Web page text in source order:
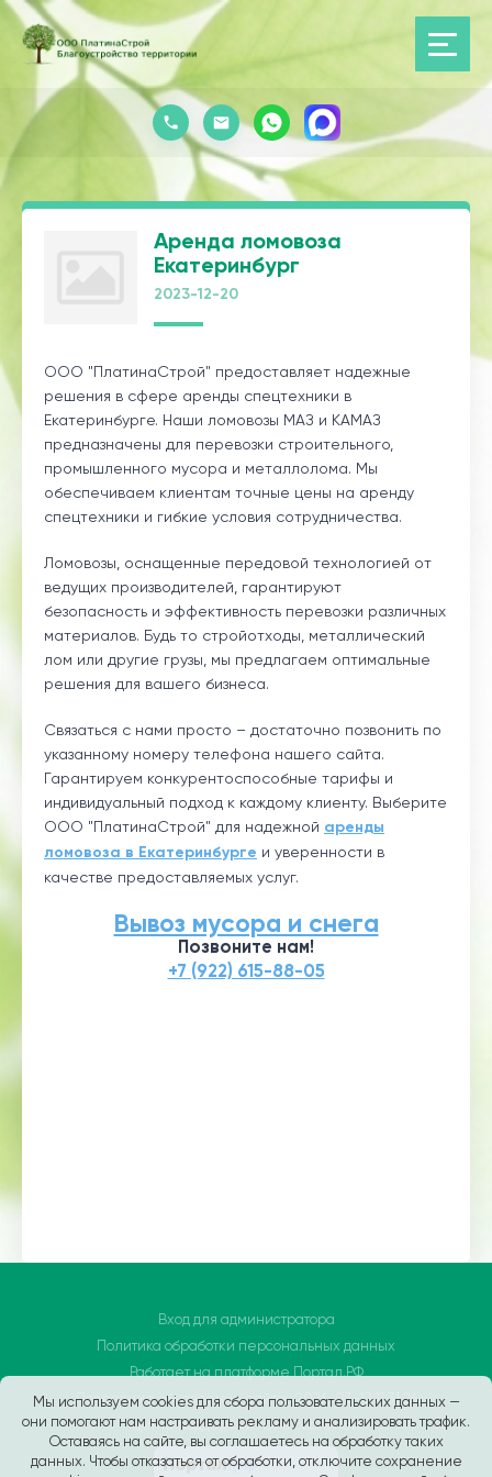
Мы используем cookies для сбора пользовательских данных —
они помогают нам настраивать рекламу и анализировать трафик.
Оставаясь на сайте, вы соглашаетесь на обработку таких
данных. Чтобы отказаться от обработки, отключите сохранение
Аренда ломовоза
Екатеринбург
2023-12-20
ООО "ПлатинаСтрой" предоставляет надежные
решения в сфере аренды спецтехники в
Екатеринбурге. Наши ломовозы МАЗ и КАМАЗ
предназначены для перевозки строительного,
промышленного мусора и металлолома. Мы
обеспечиваем клиентам точные цены на аренду
спецтехники и гибкие условия сотрудничества.
Ломовозы, оснащенные передовой технологией от
ведущих производителей, гарантируют
безопасность и эффективность перевозки различных
материалов. Будь то стройотходы, металлический
лом или другие грузы, мы предлагаем оптимальные
решения для вашего бизнеса.
Связаться с нами просто – достаточно позвонить по
указанному номеру телефона нашего сайта.
Гарантируем конкурентоспособные тарифы и
индивидуальный подход к каждому клиенту. Выберите
ООО "ПлатинаСтрой" для надежной аренды
ломовоза в Екатеринбурге и уверенности в
качестве предоставляемых услуг.
Вывоз мусора и снега
Позвоните нам!
+7 (922) 615-88-05
Вход для администратора
Политика обработки персональных данных
Работает на платформеПортал.РФ
Последние обновление сайта: 2026-03-12 11:31:26
Центр поддержки пользователей